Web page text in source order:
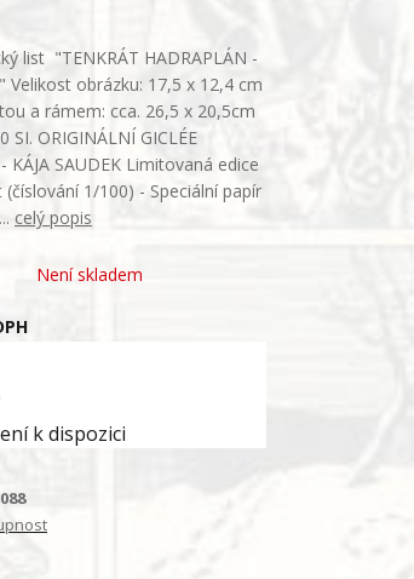
list "TENKRÁT HADRAPLÁN -
Velikost obrázku: 17,5 x 12,4 cm
a rámem: cca. 26,5 x 20,5cm
SI. ORIGINÁLNÍ GICLÉE
KÁJA SAUDEK Limitovaná edice
1/100) - Speciální papír
celý popis
Není skladem
k dispozici